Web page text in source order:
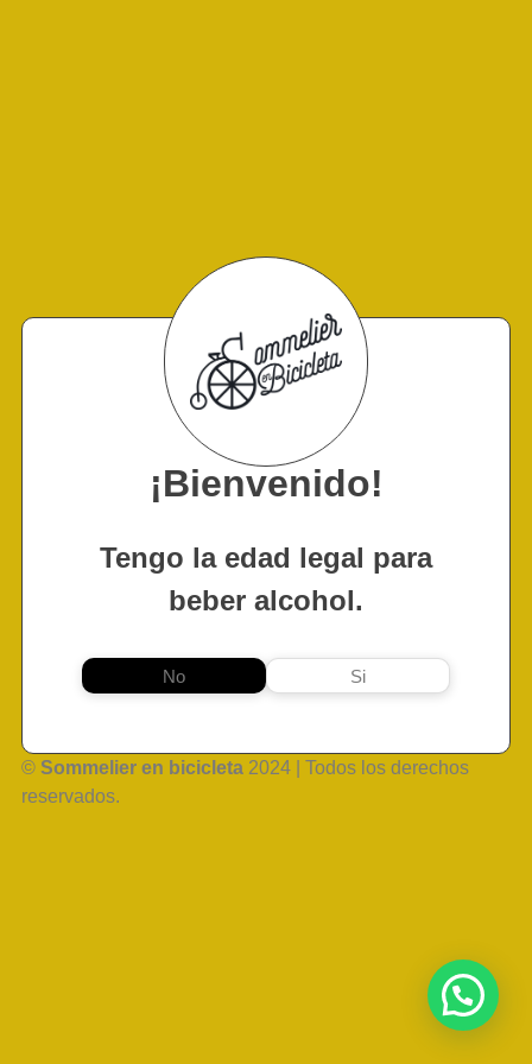
¡Bienvenido!
Tengo la edad legal para
beber alcohol.
No Si
© Sommelier en bicicleta 2024 | Todos los derechos
reservados.